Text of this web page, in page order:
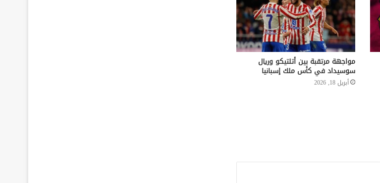
مواجهة مرتقبة بين أتلتيكو وريال
سوسيداد في كأس ملك إسبانيا
أبريل 18, 2026